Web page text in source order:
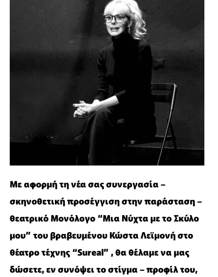
Με αφορμή τη νέα σας συνεργασία –
σκηνοθετική προσέγγιση στην παράσταση –
θεατρικό Μονόλογο “Μια Νύχτα με το Σκύλο
μου” του βραβευμένου Κώστα Λεϊμονή στο
θέατρο τέχνης “Sureal” , θα θέλαμε να μας
δώσετε, εν συνόψει το στίγμα – προφίλ του,